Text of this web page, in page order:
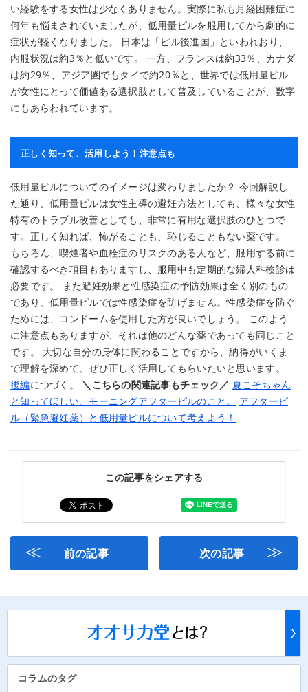
い経験をする女性は少なくありません。実際に私も月経困難症に
何年も悩まされていましたが、低用量ピルを服用してから劇的に
症状が軽くなりました。 日本は「ピル後進国」といわれおり、
内服状況は約3％と低いです。 一方、フランスは約33％、カナダ
は約29％、アジア圏でもタイで約20％と、世界では低用量ピル
が女性にとって価値ある選択肢として普及していることが、数字
にもあらわれています。
正しく知って、活用しよう！注意点も
低用量ピルについてのイメージは変わりましたか？ 今回解説し
た通り、低用量ピルは女性主導の避妊方法としても、様々な女性
特有のトラブル改善としても、非常に有用な選択肢のひとつで
す。正しく知れば、怖がることも、恥じることもない薬です。
もちろん、喫煙者や血栓症のリスクのある人など、服用する前に
確認するべき項目もありますし、服用中も定期的な婦人科検診は
必要です。 また避妊効果と性感染症の予防効果は全く別のもの
であり、低用量ピルでは性感染症を防げません。性感染症を防ぐ
ためには、コンドームを使用した方が良いでしょう。 このよう
に注意点もありますが、それは他のどんな薬であっても同じこと
です。 大切な自分の身体に関わることですから、納得がいくま
で理解を深めて、ぜひ正しく活用してもらいたいと思います。
後編につづく。 ＼こちらの関連記事もチェック／ 夏こそちゃん
と知ってほしい、モーニングアフターピルのこと。
アフターピ
ル（緊急避妊薬）と低用量ピルについて考えよう！
この記事をシェアする
≪ 前の記事 次の記事 ≫
コラムのタグ